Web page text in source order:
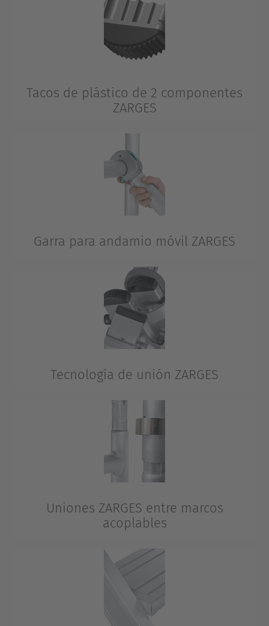
componente y caracteriza a las escaleras ZARGES desde
hace muchas décadas. En el caso de escaleras de tijera,
el ojal de fijación se hunde de forma profesional
mediante una escotadura en el interior del perfil del
escalón o del tubo, ofreciendo así la máxima
Tacos de plástico de 2 componentes
ZARGES
especialmente. Un material duro en el larguero para
que el larguero de la escalera se mantenga fijo incluso
con las mayores cargas. Un material blando en el
punto de apoyo para una resistencia óptima al
deslizamiento incluso en los suelos lisos industriales.
Garra para andamio móvil ZARGES
función de encaje automático. Su forma especialmente
ancha le permite acomodarse en el peldaño de forma
que nada se tambalee. Cuanto más ancha y acomodada
esté la garra en el peldaño, mejor sujeción habrá.
Además, la garra ZARGES es fácil de manejar y no se
Tecnología de unión ZARGES
esa forma, son intercambiables. De esta forma, desde
hace muchos años existe la posibilidad de cambiar los
y cómoda. Las uniones envolventes con los perfiles de
Uniones ZARGES entre marcos
acoplables
estabilidad. La forma del estrechamiento superior
asegura, al mismo tiempo, que los marcos acoplables
se deslicen entre sí de forma fácil y sin grandes
esfuerzos. Eso aporta máxima estabilidad al andamio